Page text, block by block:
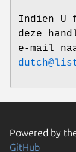
Indien U
deze
e-mail
Powered by
GitHub